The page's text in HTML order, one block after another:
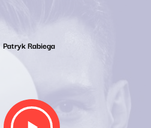
Patryk Rabiega